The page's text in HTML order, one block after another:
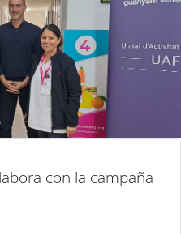
con la campaña